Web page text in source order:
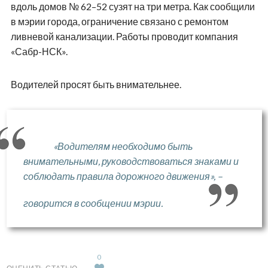
вдоль домов № 62–52 сузят на три метра. Как сообщили
в мэрии города, ограничение связано с ремонтом
ливневой канализации. Работы проводит компания
«Сабр-НСК».
Водителей просят быть внимательнее.
«Водителям необходимо быть
внимательными, руководствоваться знаками и
соблюдать правила дорожного движения», –
говорится в сообщении мэрии.
0